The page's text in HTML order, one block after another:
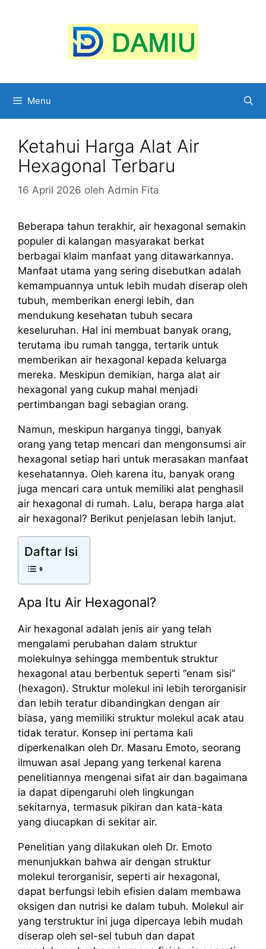
Menu
Ketahui Harga Alat Air
Hexagonal Terbaru
16 April 2026 oleh Admin Fita
Beberapa tahun terakhir, air hexagonal semakin
populer di kalangan masyarakat berkat
berbagai klaim manfaat yang ditawarkannya.
Manfaat utama yang sering disebutkan adalah
kemampuannya untuk lebih mudah diserap oleh
tubuh, memberikan energi lebih, dan
mendukung kesehatan tubuh secara
keseluruhan. Hal ini membuat banyak orang,
terutama ibu rumah tangga, tertarik untuk
memberikan air hexagonal kepada keluarga
mereka. Meskipun demikian, harga alat air
hexagonal yang cukup mahal menjadi
pertimbangan bagi sebagian orang.
Namun, meskipun harganya tinggi, banyak
orang yang tetap mencari dan mengonsumsi air
hexagonal setiap hari untuk merasakan manfaat
kesehatannya. Oleh karena itu, banyak orang
juga mencari cara untuk memiliki alat penghasil
air hexagonal di rumah. Lalu, berapa harga alat
air hexagonal? Berikut penjelasan lebih lanjut.
Daftar Isi
Apa Itu Air Hexagonal?
Air hexagonal adalah jenis air yang telah
mengalami perubahan dalam struktur
molekulnya sehingga membentuk struktur
hexagonal atau berbentuk seperti “enam sisi”
(hexagon). Struktur molekul ini lebih terorganisir
dan lebih teratur dibandingkan dengan air
biasa, yang memiliki struktur molekul acak atau
tidak teratur. Konsep ini pertama kali
diperkenalkan oleh Dr. Masaru Emoto, seorang
ilmuwan asal Jepang yang terkenal karena
penelitiannya mengenai sifat air dan bagaimana
ia dapat dipengaruhi oleh lingkungan
sekitarnya, termasuk pikiran dan kata-kata
yang diucapkan di sekitar air.
Penelitian yang dilakukan oleh Dr. Emoto
menunjukkan bahwa air dengan struktur
molekul terorganisir, seperti air hexagonal,
dapat berfungsi lebih efisien dalam membawa
oksigen dan nutrisi ke dalam tubuh. Molekul air
yang terstruktur ini juga dipercaya lebih mudah
diserap oleh sel-sel tubuh dan dapat